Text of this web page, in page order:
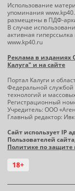
Использование
упоминания
размещены в ПДФ-
В случае
активная
www.kp40.ru
Реклама в изданиях
Калуга" и на сайте
Портал Калуги и
Федеральной
технологий и
Регистрационный
Учредитель: ООО
Главный редактор:
Сайт использует IP
Пользователей
Политике по защите
18+